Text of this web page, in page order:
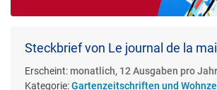
Steckbrief von Le journal de la
Erscheint: monatlich, 12 Ausgaben pro Jahr
Kategorie:Gartenzeitschriften und